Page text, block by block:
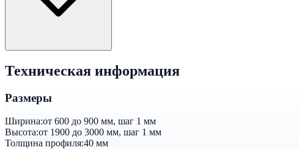
Техническая информация
Размеры
Ширина:от 600 до 900 мм, шаг 1 мм
Высота:от 1900 до 3000 мм, шаг 1 мм
Толщина профиля:40 мм